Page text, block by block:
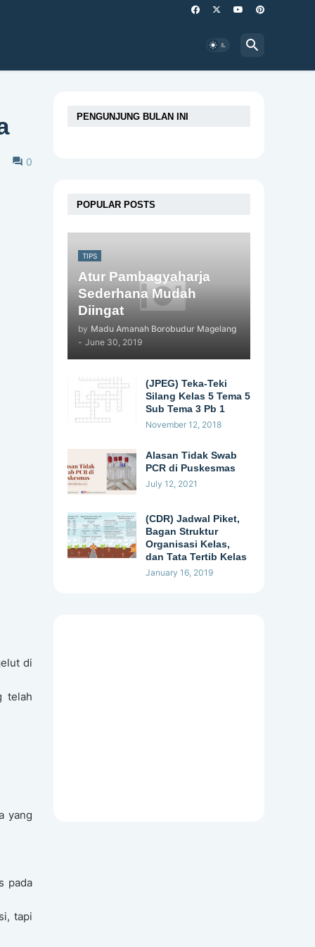
0
di
telah
yang
pada
tapi
PENGUNJUNG BULAN INI
POPULAR POSTS
TIPS
Atur Pambagyaharja
Sederhana Mudah
Diingat
by Madu Amanah Borobudur Magelang
- June 30, 2019
(JPEG) Teka-Teki
Silang Kelas 5 Tema 5
Sub Tema 3 Pb 1
November 12, 2018
Alasan Tidak Swab
PCR di Puskesmas
July 12, 2021
(CDR) Jadwal Piket,
Bagan Struktur
Organisasi Kelas,
dan Tata Tertib Kelas
January 16, 2019